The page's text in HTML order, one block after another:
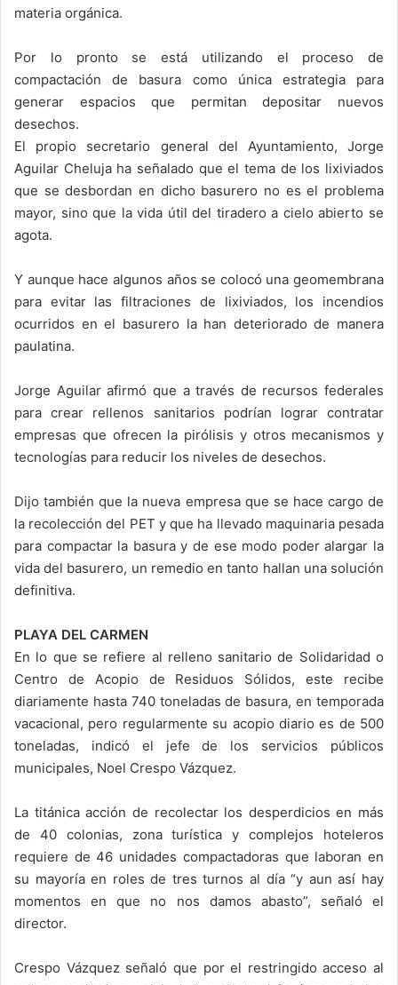
materia orgánica.
Por lo pronto se está utilizando el proceso de
compactación de basura como única estrategia para
generar espacios que permitan depositar nuevos
desechos.
El propio secretario general del Ayuntamiento, Jorge
Aguilar Cheluja ha señalado que el tema de los lixiviados
que se desbordan en dicho basurero no es el problema
mayor, sino que la vida útil del tiradero a cielo abierto se
agota.
Y aunque hace algunos años se colocó una geomembrana
para evitar las filtraciones de lixiviados, los incendios
ocurridos en el basurero la han deteriorado de manera
paulatina.
Jorge Aguilar afirmó que a través de recursos federales
para crear rellenos sanitarios podrían lograr contratar
empresas que ofrecen la pirólisis y otros mecanismos y
tecnologías para reducir los niveles de desechos.
Dijo también que la nueva empresa que se hace cargo de
la recolección del PET y que ha llevado maquinaria pesada
para compactar la basura y de ese modo poder alargar la
vida del basurero, un remedio en tanto hallan una solución
definitiva.
PLAYA DEL CARMEN
En lo que se refiere al relleno sanitario de Solidaridad o
Centro de Acopio de Residuos Sólidos, este recibe
diariamente hasta 740 toneladas de basura, en temporada
vacacional, pero regularmente su acopio diario es de 500
toneladas, indicó el jefe de los servicios públicos
municipales, Noel Crespo Vázquez.
La titánica acción de recolectar los desperdicios en más
de 40 colonias, zona turística y complejos hoteleros
requiere de 46 unidades compactadoras que laboran en
su mayoría en roles de tres turnos al día “y aun así hay
momentos en que no nos damos abasto”, señaló el
director.
Crespo Vázquez señaló que por el restringido acceso al